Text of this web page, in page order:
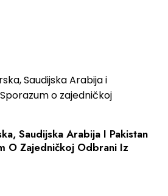
Saudijska Arabija I Pakistan
O Zajedničkoj Odbrani Iz